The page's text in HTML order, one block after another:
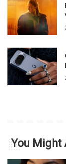
You Might